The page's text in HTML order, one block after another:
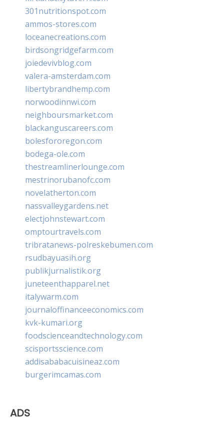
301nutritionspot.com
ammos-stores.com
loceanecreations.com
birdsongridgefarm.com
joiedevivblog.com
valera-amsterdam.com
libertybrandhemp.com
norwoodinnwi.com
neighboursmarket.com
blackanguscareers.com
bolesfororegon.com
bodega-ole.com
thestreamlinerlounge.com
mestrinorubanofc.com
novelatherton.com
nassvalleygardens.net
electjohnstewart.com
omptourtravels.com
tribratanews-polreskebumen.com
rsudbayuasih.org
publikjurnalistik.org
juneteenthapparel.net
italywarm.com
journaloffinanceeconomics.com
kvk-kumari.org
foodscienceandtechnology.com
scisportsscience.com
addisababacuisineaz.com
burgerimcamas.com
ADS